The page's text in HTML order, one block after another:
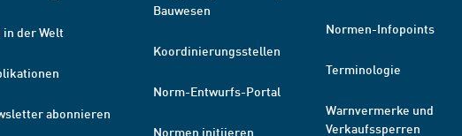
in der Welt
abonnieren
Bauwesen
Koordinierungsstellen
Norm-Entwurfs-Portal
Normen initiieren
Normen-Infopoints
Terminologie
Warnvermerke und
Verkaufssperren